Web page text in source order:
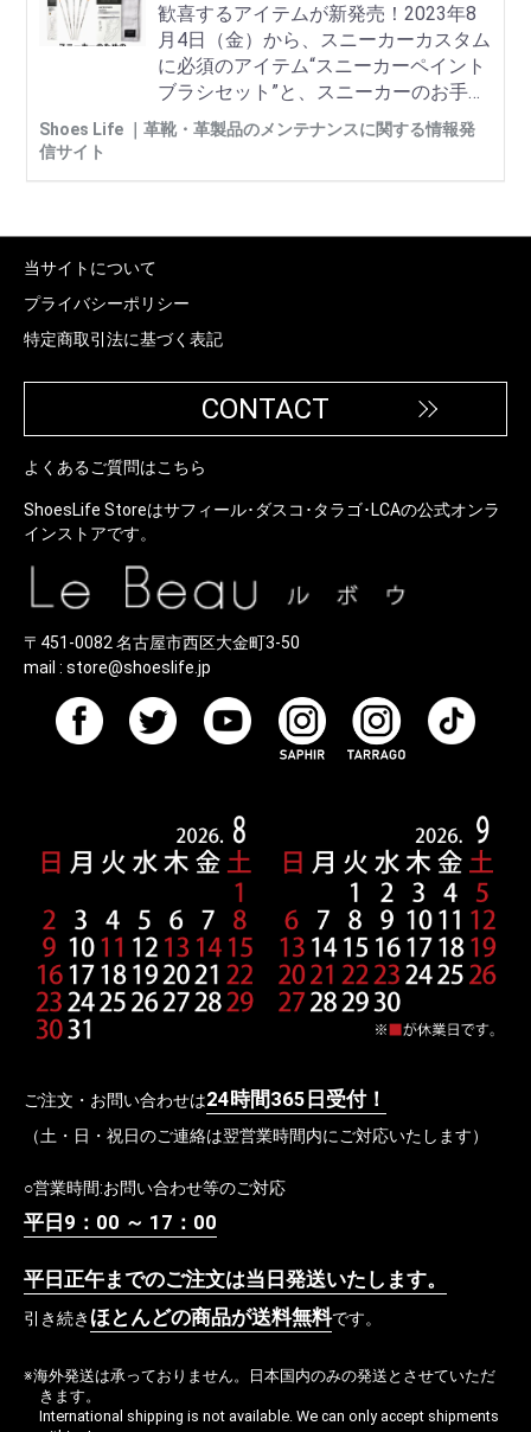
歓喜するアイテムが新発売！2023年8
月4日（金）から、スニーカーカスタム
に必須のアイテム“スニーカーペイント
ブラシセット”と、スニーカーのお手入
れ時に便利な“スニーカーマイクロファ
イバークロス”が発売されます。TARRA
Shoes Life ｜革靴・革製品のメンテナンスに関する情報発
信サイト
当サイトについて
プライバシーポリシー
特定商取引法に基づく表記
CONTACT
よくあるご質問はこちら
ShoesLife Storeはサフィール･ダスコ･タラゴ･LCAの公式オンラ
インストアです。
〒451-0082 名古屋市西区大金町3-50
mail : store@shoeslife.jp
ご注文・お問い合わせは24時間365日受付！
（土・日・祝日のご連絡は翌営業時間内にご対応いたします）
○営業時間:お問い合わせ等のご対応
平日9：00 ～ 17：00
平日正午までのご注文は当日発送いたします。
引き続き ほとんどの商品が送料無料です。
※海外発送は承っておりません。日本国内のみの発送とさせていただ
きます。
International shipping is not available. We can only accept shipments